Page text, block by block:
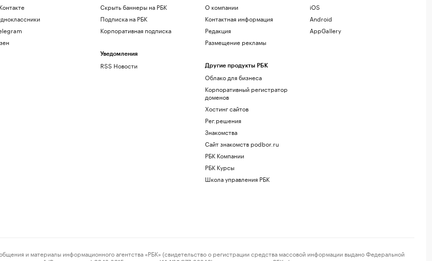
Скрыть баннеры на РБК
Подписка на РБК
Корпоративная подписка
Уведомления
RSS Новости
О компании
Контактная информация
Редакция
Размещение рекламы
Другие продукты РБК
Облако для бизнеса
Корпоративный регистратор
доменов
Хостинг сайтов
Рег.решения
Знакомства
Сайт знакомств podbor.ru
РБК Компании
РБК Курсы
Школа управления РБК
iOS
Android
AppGallery
материалы информационного агентства «РБК» (свидетельство о регистрации средства массовой информации выдано Федеральной